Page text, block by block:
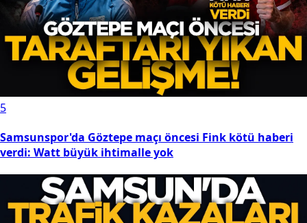
5
Samsunspor'da Göztepe maçı öncesi Fink kötü haberi
verdi: Watt büyük ihtimalle yok